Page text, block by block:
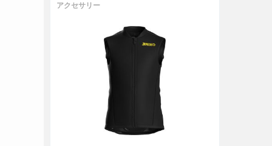
アクセサリー